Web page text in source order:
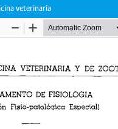
veterinaria